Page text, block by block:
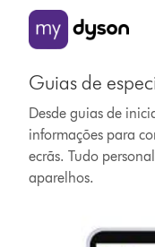
Guias de
Desde guias de
informações para
ecrãs. Tudo
aparelhos.